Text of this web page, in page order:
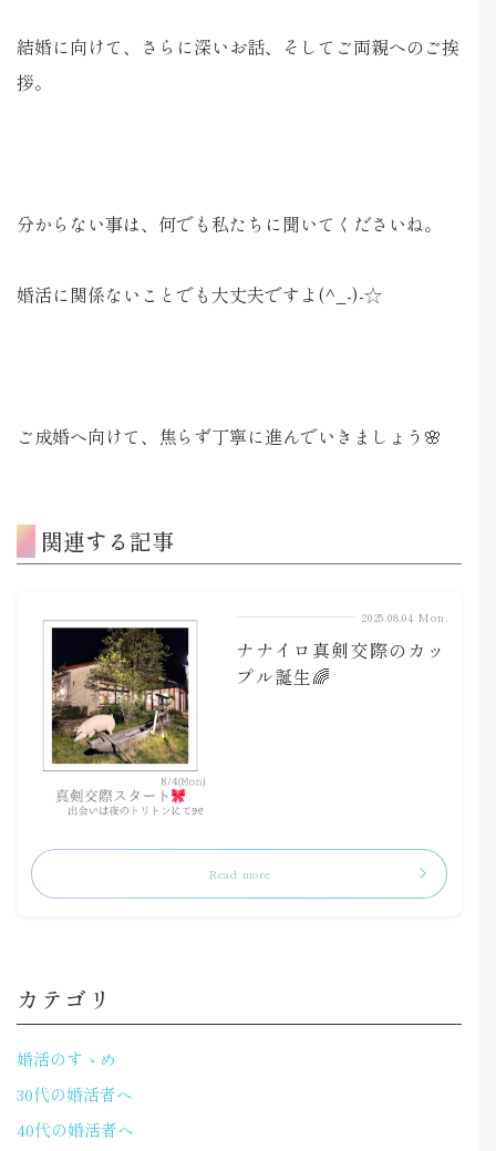
結婚に向けて、さらに深いお話、そしてご両親へのご挨
拶。
分からない事は、何でも私たちに聞いてくださいね。
婚活に関係ないことでも大丈夫ですよ(^_-)-☆
ご成婚へ向けて、焦らず丁寧に進んでいきましょう🌸
関連する記事
2025.08.04 Mon.
ナナイロ真剣交際のカッ
プル誕生🌈
Read more
カテゴリ
婚活のすゝめ
30代の婚活者へ
40代の婚活者へ